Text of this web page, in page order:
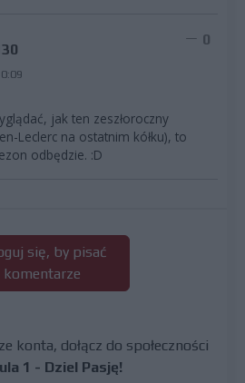
0
jak ten zeszłoroczny
Leclerc na ostatnim kółku), to
odbędzie. :D
się, by pisać
komentarze
konta, dołącz do społeczności
1 - Dziel Pasję!